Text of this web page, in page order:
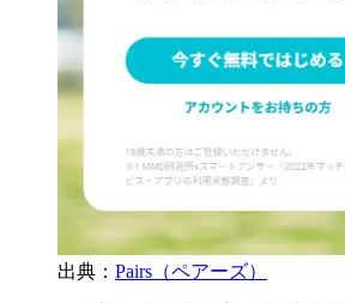
出典： Pairs（ペアーズ）